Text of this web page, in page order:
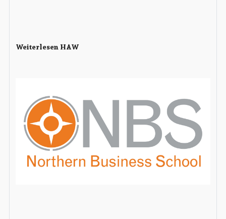
Weiterlesen HAW